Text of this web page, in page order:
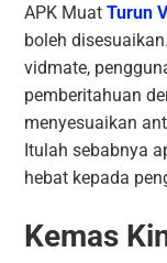
APK MuatTurun
boleh
vidmate,
pemberitahuan
menyesuaikan
Itulah sebabnya
hebat kepada
Kemas